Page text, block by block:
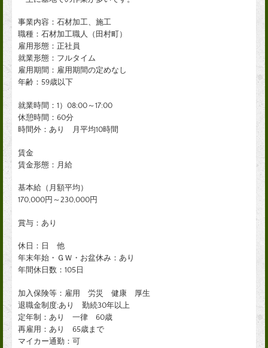
事業内容：石材加工、施工
職種：石材加工職人（田村町）
雇用形態：正社員
就業形態：フルタイム
雇用期間：雇用期間の定めなし
年齢：59歳以下
就業時間：1）08:00～17:00
休憩時間：60分
時間外：あり 月平均10時間
賃金
賃金形態：月給
基本給（月額平均）
170,000円～230,000円
賞与：あり
休日：日 他
年末年始・ＧＷ・お盆休み：あり
年間休日数：105日
加入保険等：雇用 労災 健康 厚生
退職金制度:あり 勤続30年以上
定年制：あり 一律 60歳
再雇用：あり 65歳まで
マイカー通勤：可